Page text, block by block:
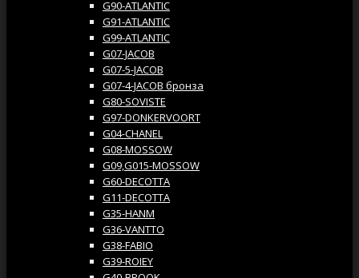
G90-ATLANTIC
G91-ATLANTIC
G99-ATLANTIC
G07-JACOB
G07-5-JACOB
G07-4-JACOB бронза
G80-SOVISTE
G97-DONKERVOORT
G04-CHANEL
G08-MOSSOW
G09,G015-MOSSOW
G60-DECOTTA
G11-DECOTTA
G35-HANM
G36-VANTTO
G38-FABIO
G39-ROIEY